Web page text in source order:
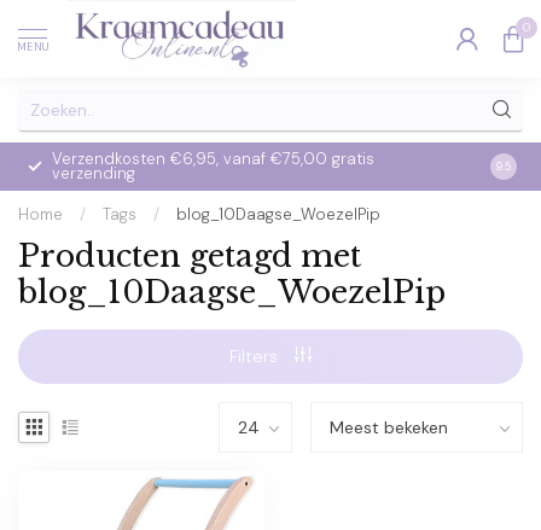
MENU
0
Verzendkosten €6,95, vanaf €75,00 gratis
verzending
Op
9.5
Home / Tags / blog_10Daagse_WoezelPip
Producten getagd met
blog_10Daagse_WoezelPip
Filters